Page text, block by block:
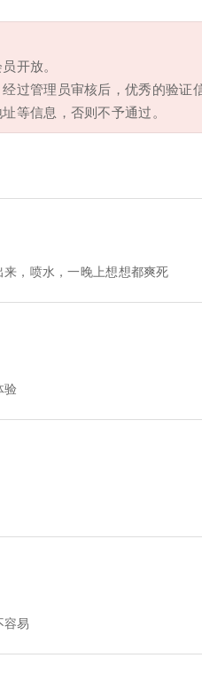
开放。
过管理员审核后，优秀的验证
等信息，否则不予通过。
，喷水，一晚上想想都爽死
验
易